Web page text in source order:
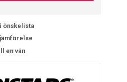
önskelista
en vän